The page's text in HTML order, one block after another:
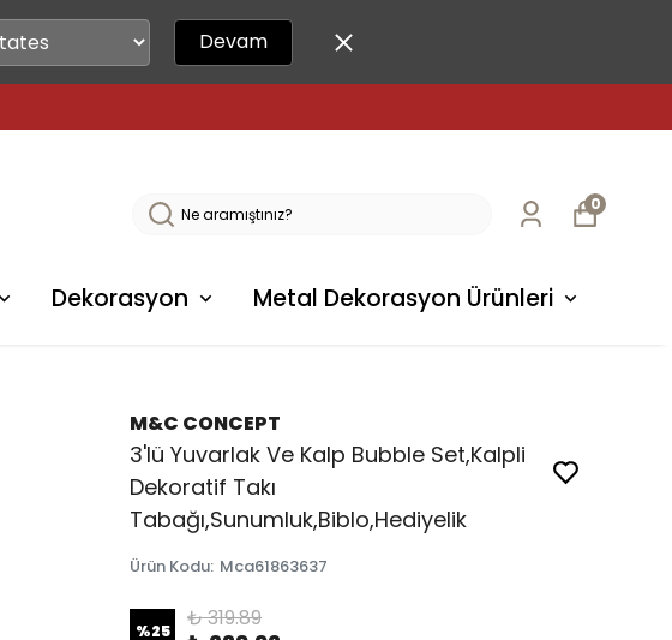
Devam
Dekorasyon Metal Dekorasyon Ürünleri
0
M&C CONCEPT
3'lü Yuvarlak Ve Kalp Bubble Set,Kalpli
Dekoratif Takı
Tabağı,Sunumluk,Biblo,Hediyelik
Ürün Kodu: Mca61863637
%25 ₺ 319.89